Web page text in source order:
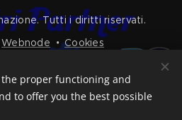
Tutti i diritti riservati.
Webnode Cookies
Languages
English
the proper functioning and
to offer you the best possible